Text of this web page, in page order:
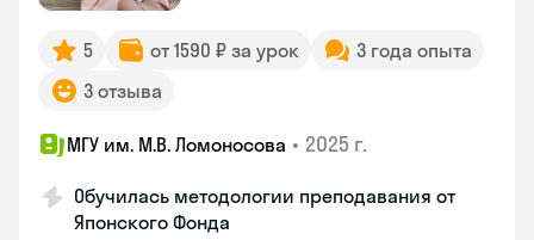
5 от 1590 ₽ за урок
3 года опыта
3 отзыва
МГУ им. М.В. Ломоносова • 2025 г.
Обучилась методологии преподавания от
Японского Фонда